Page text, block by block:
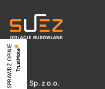
SUEZ Sp. z o.o.
SPRAWDŹ OPINIE